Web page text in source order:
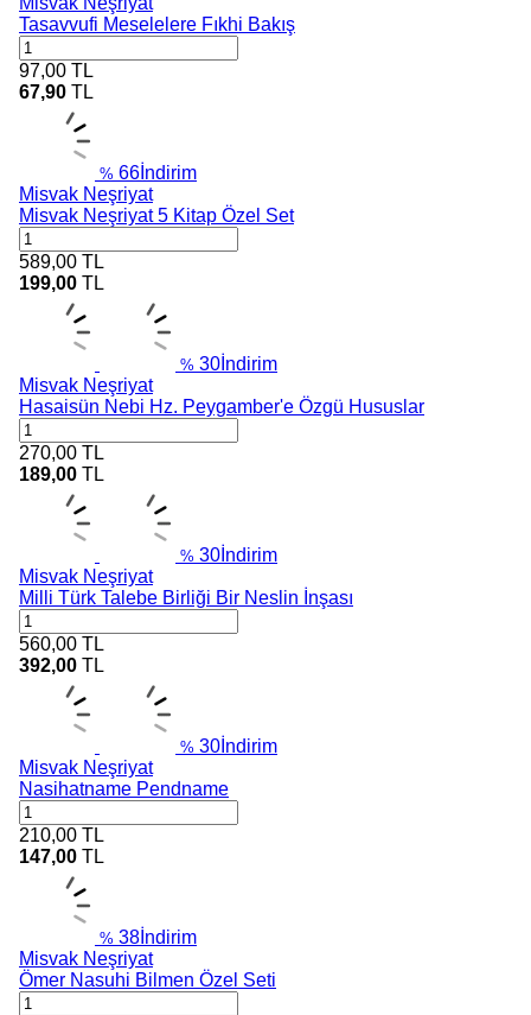
Tasavvufi Meselelere Fıkhi Bakış
97,00 TL
67,90 TL
% 66 İndirim
Misvak Neşriyat
Misvak Neşriyat 5 Kitap Özel Set
589,00 TL
199,00 TL
% 30 İndirim
Misvak Neşriyat
Hasaisün Nebi Hz. Peygamber'e Özgü Hususlar
270,00 TL
189,00 TL
% 30 İndirim
Misvak Neşriyat
Milli Türk Talebe Birliği Bir Neslin İnşası
560,00 TL
392,00 TL
% 30 İndirim
Misvak Neşriyat
Nasihatname Pendname
210,00 TL
147,00 TL
% 38 İndirim
Misvak Neşriyat
Ömer Nasuhi Bilmen Özel Seti